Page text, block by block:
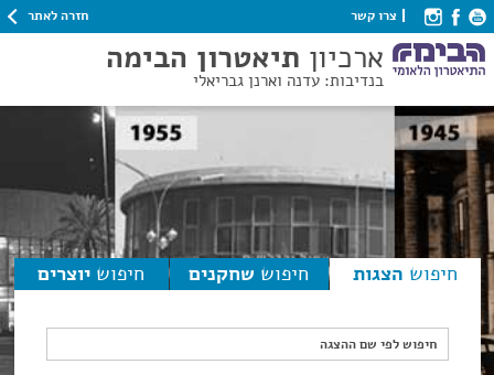
צרו קשר חזרה לאתר
ארכיון תיאטרון הבימה
בנדיבות: עדנה וארנן גבריאלי
חיפוש הצגות חיפוש שחקנים חיפוש יוצרים
חיפוש לפי שם ההצגה